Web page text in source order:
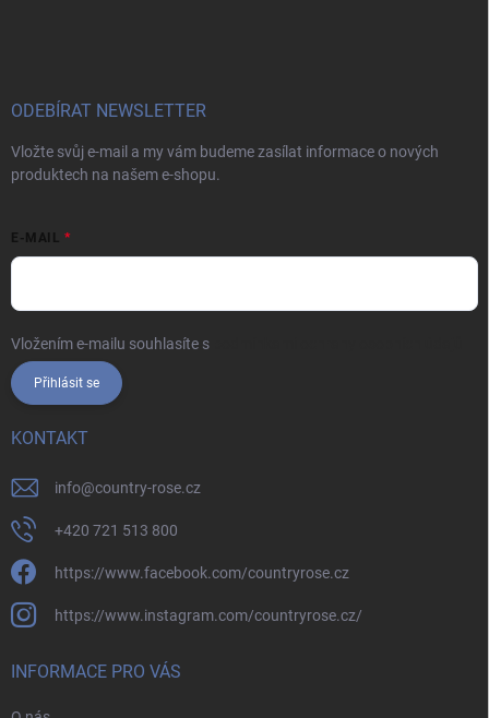
ODEBÍRAT NEWSLETTER
Vložte svůj e-mail a my vám budeme zasílat informace o nových
produktech na našem e-shopu.
E-MAIL
Vložením e-mailu souhlasíte s
Přihlásit se
KONTAKT
info@country-rose.cz
+420 721 513 800
https://www.facebook.com/countryrose.cz
https://www.instagram.com/countryrose.cz/
INFORMACE PRO VÁS